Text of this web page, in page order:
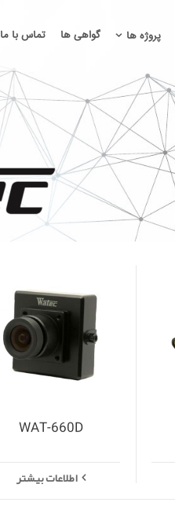
پروژه ها گواهی ها تماس با ما
WAT-660D
اطلاعات بیشتر